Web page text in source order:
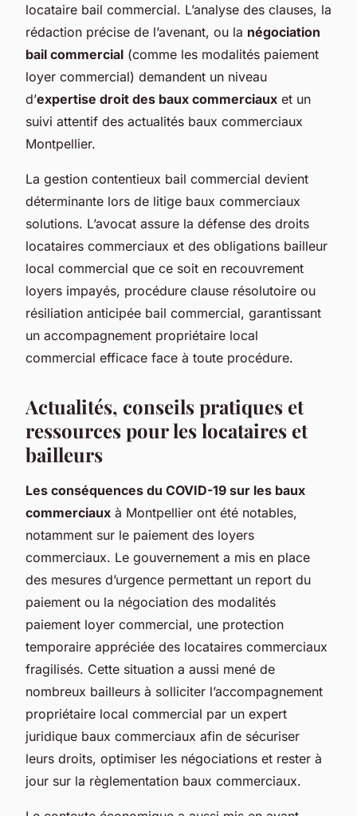
locataire bail commercial. L’analyse des clauses, la
rédaction précise de l’avenant, ou la négociation
bail commercial (comme les modalités paiement
loyer commercial) demandent un niveau
d’expertise droit des baux commerciaux et un
suivi attentif des actualités baux commerciaux
Montpellier.
La gestion contentieux bail commercial devient
déterminante lors de litige baux commerciaux
solutions. L’avocat assure la défense des droits
locataires commerciaux et des obligations bailleur
local commercial que ce soit en recouvrement
loyers impayés, procédure clause résolutoire ou
résiliation anticipée bail commercial, garantissant
un accompagnement propriétaire local
commercial efficace face à toute procédure.
Actualités, conseils pratiques et
ressources pour les locataires et
bailleurs
Les conséquences du COVID-19 sur les baux
commerciaux à Montpellier ont été notables,
notamment sur le paiement des loyers
commerciaux. Le gouvernement a mis en place
des mesures d’urgence permettant un report du
paiement ou la négociation des modalités
paiement loyer commercial, une protection
temporaire appréciée des locataires commerciaux
fragilisés. Cette situation a aussi mené de
nombreux bailleurs à solliciter l’accompagnement
propriétaire local commercial par un expert
juridique baux commerciaux afin de sécuriser
leurs droits, optimiser les négociations et rester à
jour sur la règlementation baux commerciaux.